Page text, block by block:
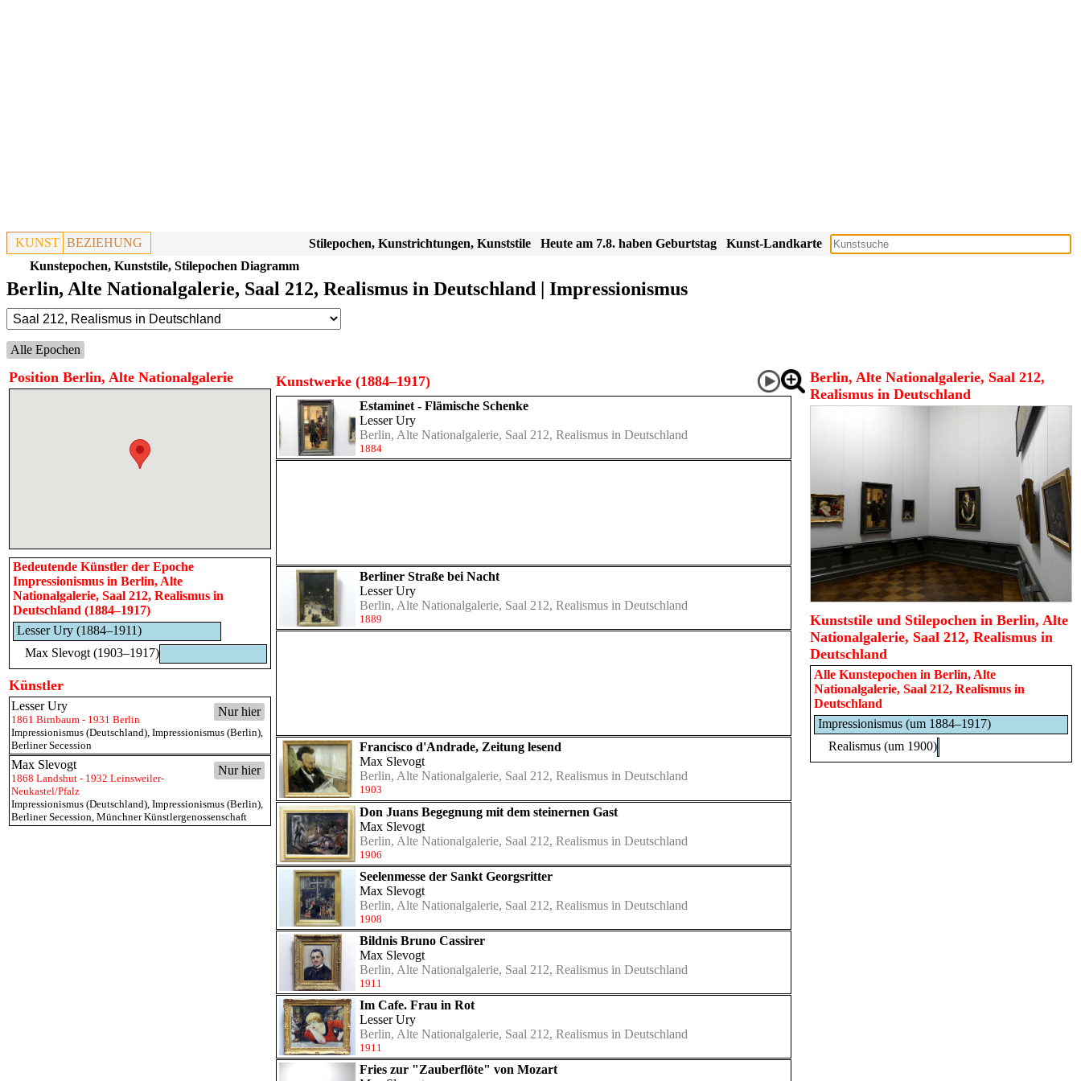
KUNST BEZIEHUNG Kunst-Landkarte
Heute am 7.8. haben Geburtstag
Stilepochen, Kunstrichtungen, Kunststile
Kunstepochen, Kunststile, Stilepochen Diagramm
Berlin, Alte Nationalgalerie, Saal 212, Realismus in Deutschland | Impressionismus
Alle Epochen
Position Berlin, Alte Nationalgalerie
Bedeutende Künstler der Epoche
Impressionismus in Berlin, Alte
Nationalgalerie, Saal 212, Realismus in
Deutschland (1884–1917)
Lesser Ury (1884–1911)
Max Slevogt (1903–1917)
Künstler
Nur hier
Lesser Ury
1861 Birnbaum - 1931 Berlin
Impressionismus (Deutschland), Impressionismus (Berlin),
Berliner Secession
Nur hier
Max Slevogt
1868 Landshut - 1932 Leinsweiler-
Neukastel/Pfalz
Impressionismus (Deutschland), Impressionismus (Berlin),
Berliner Secession, Münchner Künstlergenossenschaft
Kunstwerke (1884–1917)
Estaminet - Flämische Schenke
Lesser Ury
Berlin, Alte Nationalgalerie, Saal 212, Realismus in Deutschland
1884
Berliner Straße bei Nacht
Lesser Ury
Berlin, Alte Nationalgalerie, Saal 212, Realismus in Deutschland
1889
Francisco d'Andrade, Zeitung lesend
Max Slevogt
Berlin, Alte Nationalgalerie, Saal 212, Realismus in Deutschland
1903
Don Juans Begegnung mit dem steinernen Gast
Max Slevogt
Berlin, Alte Nationalgalerie, Saal 212, Realismus in Deutschland
1906
Seelenmesse der Sankt Georgsritter
Max Slevogt
Berlin, Alte Nationalgalerie, Saal 212, Realismus in Deutschland
1908
Bildnis Bruno Cassirer
Max Slevogt
Berlin, Alte Nationalgalerie, Saal 212, Realismus in Deutschland
1911
Im Cafe. Frau in Rot
Lesser Ury
Berlin, Alte Nationalgalerie, Saal 212, Realismus in Deutschland
1911
Fries zur "Zauberflöte" von Mozart
Berlin, Alte Nationalgalerie, Saal 212,
Realismus in Deutschland
Kunststile und Stilepochen in Berlin, Alte
Nationalgalerie, Saal 212, Realismus in
Deutschland
Alle Kunstepochen in Berlin, Alte
Nationalgalerie, Saal 212, Realismus in
Deutschland
Impressionismus (um 1884–1917)
Realismus (um 1900)